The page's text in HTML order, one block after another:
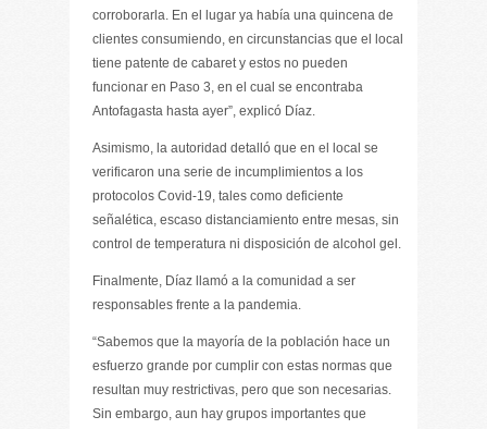
corroborarla. En el lugar ya había una quincena de
clientes consumiendo, en circunstancias que el local
tiene patente de cabaret y estos no pueden
funcionar en Paso 3, en el cual se encontraba
Antofagasta hasta ayer”, explicó Díaz.
Asimismo, la autoridad detalló que en el local se
verificaron una serie de incumplimientos a los
protocolos Covid-19, tales como deficiente
señalética, escaso distanciamiento entre mesas, sin
control de temperatura ni disposición de alcohol gel.
Finalmente, Díaz llamó a la comunidad a ser
responsables frente a la pandemia.
“Sabemos que la mayoría de la población hace un
esfuerzo grande por cumplir con estas normas que
resultan muy restrictivas, pero que son necesarias.
Sin embargo, aun hay grupos importantes que